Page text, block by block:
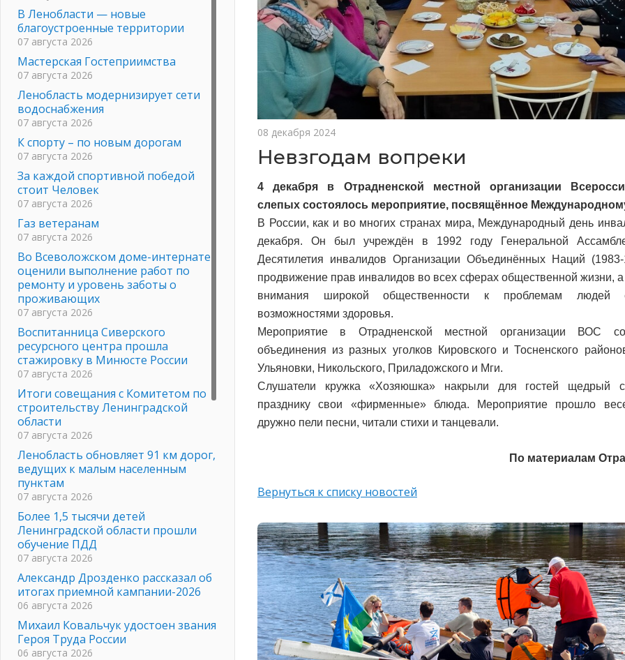
08 декабря 2024
Невзгодам вопреки
4 декабря в Отрадненской местной организации
слепых состоялось мероприятие, посвящённое
В России, как и во многих странах мира, Международный день
декабря. Он был учреждён в 1992 году Генеральной
Десятилетия инвалидов Организации Объединённых Наций
продвижение прав инвалидов во всех сферах общественной жизни,
внимания широкой общественности к проблемам людей
возможностями здоровья.
Мероприятие в Отрадненской местной организации ВОС
объединения из разных уголков Кировского и Тосненского
Ульяновки, Никольского, Приладожского и Мги.
Слушатели кружка «Хозяюшка» накрыли для гостей щедрый
празднику свои «фирменные» блюда. Мероприятие прошло
дружно пели песни, читали стихи и танцевали.
По материалам
Вернуться к списку новостей
В Ленобласти — новые
благоустроенные территории
07 августа 2026
Мастерская Гостеприимства
07 августа 2026
Ленобласть модернизирует сети
водоснабжения
07 августа 2026
К спорту – по новым дорогам
07 августа 2026
За каждой спортивной победой
стоит Человек
07 августа 2026
Газ ветеранам
07 августа 2026
Во Всеволожском доме-интернате
оценили выполнение работ по
ремонту и уровень заботы о
проживающих
07 августа 2026
Воспитанница Сиверского
ресурсного центра прошла
стажировку в Минюсте России
07 августа 2026
Итоги совещания с Комитетом по
строительству Ленинградской
области
07 августа 2026
Ленобласть обновляет 91 км дорог,
ведущих к малым населенным
пунктам
07 августа 2026
Более 1,5 тысячи детей
Ленинградской области прошли
обучение ПДД
07 августа 2026
Александр Дрозденко рассказал об
итогах приемной кампании-2026
06 августа 2026
Михаил Ковальчук удостоен звания
Героя Труда России
06 августа 2026